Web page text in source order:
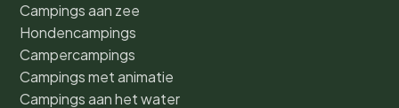
Campings aan zee
Hondencampings
Campercampings
Campings met animatie
Campings aan het water